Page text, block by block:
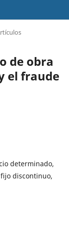
de obra
el fraude
determinado,
discontinuo,